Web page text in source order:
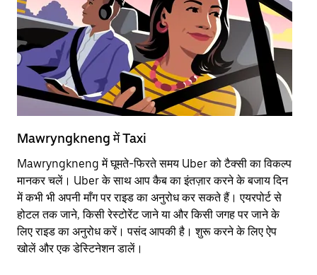
Mawryngkneng में Taxi
Mawryngkneng में घूमते-फिरते समय Uber को टैक्सी का विकल्प
मानकर चलें। Uber के साथ आप कैब का इंतज़ार करने के बजाय दिन
में कभी भी अपनी माँग पर राइड का अनुरोध कर सकते हैं। एयरपोर्ट से
होटल तक जाने, किसी रेस्टोरेंट जाने या और किसी जगह पर जाने के
लिए राइड का अनुरोध करें। पसंद आपकी है। शुरू करने के लिए ऐप
खोलें और एक डेस्टिनेशन डालें।